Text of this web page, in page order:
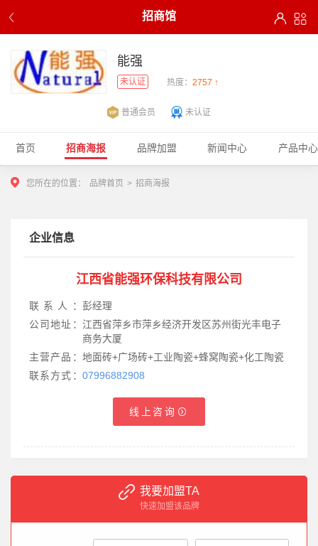
招商馆
能强
未认证 热度： 2757 ↑
普通会员 未认证
首页 招商海报 品牌加盟 新闻中心 产品中心
您所在的位置： 品牌首页 > 招商海报
企业信息
江西省能强环保科技有限公司
联系人： 彭经理
公司地址： 江西省萍乡市萍乡经济开发区苏州街光丰电子
商务大厦
主营产品： 地面砖+广场砖+工业陶瓷+蜂窝陶瓷+化工陶瓷
联系方式： 07996882908
线上咨询
我要加盟TA
快速加盟该品牌